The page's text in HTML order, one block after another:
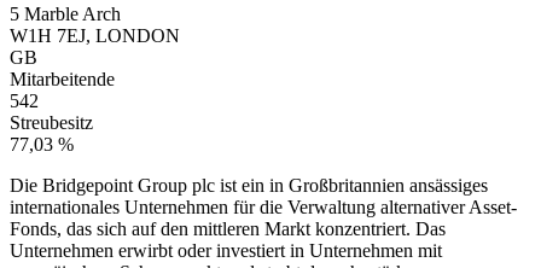
5 Marble Arch
W1H 7EJ, LONDON
GB
Mitarbeitende
542
Streubesitz
77,03 %
Die Bridgepoint Group plc ist ein in Großbritannien ansässiges
internationales Unternehmen für die Verwaltung alternativer Asset-
Fonds, das sich auf den mittleren Markt konzentriert. Das
Unternehmen erwirbt oder investiert in Unternehmen mit